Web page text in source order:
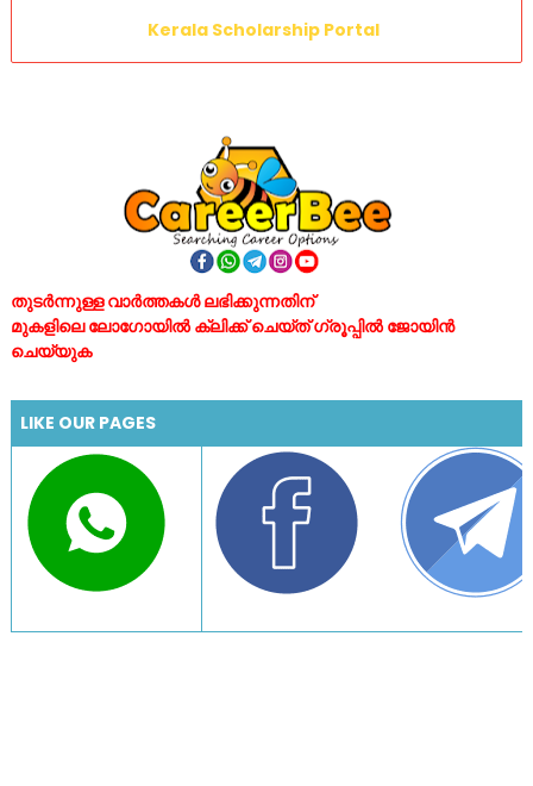
Kerala Scholarship Portal
തുടർന്നുള്ള വാർത്തകൾ ലഭിക്കുന്നതിന്
മുകളിലെ ലോഗോയിൽ ക്ലിക്ക് ചെയ്ത് ഗ്രൂപ്പിൽ ജോയിൻ
ചെയ്യുക
LIKE OUR PAGES